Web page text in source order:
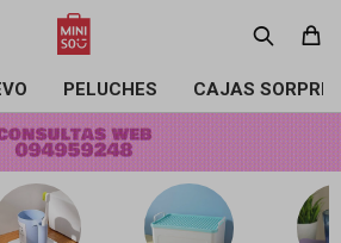
PELUCHES CAJAS